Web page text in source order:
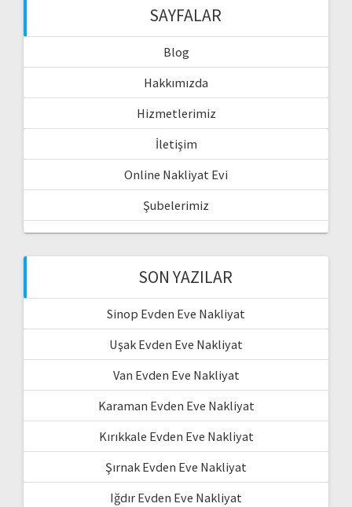
SAYFALAR
Blog
Hakkımızda
Hizmetlerimiz
İletişim
Online Nakliyat Evi
Şubelerimiz
SON YAZILAR
Sinop Evden Eve Nakliyat
Uşak Evden Eve Nakliyat
Van Evden Eve Nakliyat
Karaman Evden Eve Nakliyat
Kırıkkale Evden Eve Nakliyat
Şırnak Evden Eve Nakliyat
Iğdır Evden Eve Nakliyat